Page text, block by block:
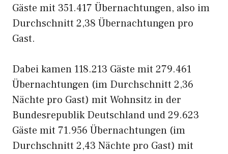
Gäste mit 351.417 Übernachtungen, also im
Durchschnitt 2,38 Übernachtungen pro
Gast.
Dabei kamen 118.213 Gäste mit 279.461
Übernachtungen (im Durchschnitt 2,36
Nächte pro Gast) mit Wohnsitz in der
Bundesrepublik Deutschland und 29.623
Gäste mit 71.956 Übernachtungen (im
Durchschnitt 2,43 Nächte pro Gast) mit